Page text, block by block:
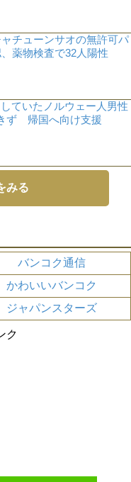
チューンサオの無許可パ
薬物検査で32人陽性
ていたノルウェー人男性
ず 帰国へ向け支援
みる
バンコク通信
かわいいバンコク
ジャパンスターズ
ク